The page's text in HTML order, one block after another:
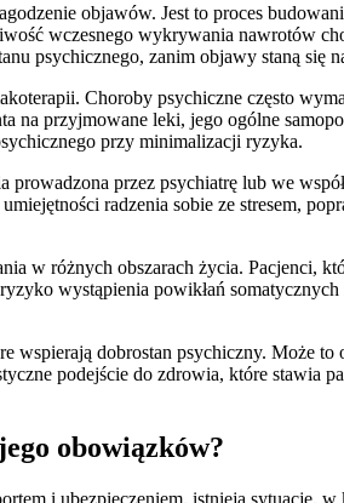
objawów. Jest to proces
wczesnego wykrywania nawrotów
psychicznego, zanim objawy staną
Choroby psychiczne często
na przyjmowane leki, jego ogólne
przy minimalizacji ryzyka.
przez psychiatrę lub we
radzenia sobie ze stresem,
w różnych obszarach życia. Pacjenci,
wystąpienia powikłań
dobrostan psychiczny. Może
podejście do zdrowia, które stawia
obowiązków?